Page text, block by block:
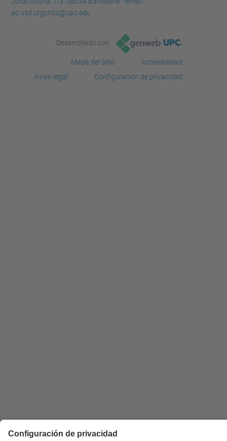
ac.usd.utgcntic@upc.edu
Desarrollado con
Mapa del Sitio
Accesibilidad
Aviso legal
Configuración de privacidad